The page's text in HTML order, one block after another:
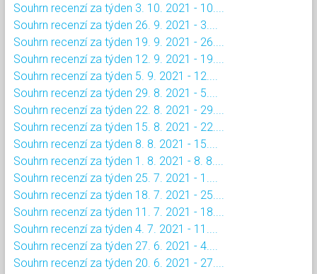
Souhrn recenzí za týden 3. 10. 2021 - 10....
Souhrn recenzí za týden 26. 9. 2021 - 3....
Souhrn recenzí za týden 19. 9. 2021 - 26....
Souhrn recenzí za týden 12. 9. 2021 - 19....
Souhrn recenzí za týden 5. 9. 2021 - 12....
Souhrn recenzí za týden 29. 8. 2021 - 5....
Souhrn recenzí za týden 22. 8. 2021 - 29....
Souhrn recenzí za týden 15. 8. 2021 - 22....
Souhrn recenzí za týden 8. 8. 2021 - 15....
Souhrn recenzí za týden 1. 8. 2021 - 8. 8....
Souhrn recenzí za týden 25. 7. 2021 - 1....
Souhrn recenzí za týden 18. 7. 2021 - 25....
Souhrn recenzí za týden 11. 7. 2021 - 18....
Souhrn recenzí za týden 4. 7. 2021 - 11....
Souhrn recenzí za týden 27. 6. 2021 - 4....
Souhrn recenzí za týden 20. 6. 2021 - 27....